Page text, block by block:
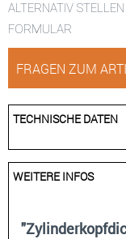
ALTERNATIV
FORMULAR
FRAGEN ZUM
TECHNISCHE DATEN
WEITERE INFOS